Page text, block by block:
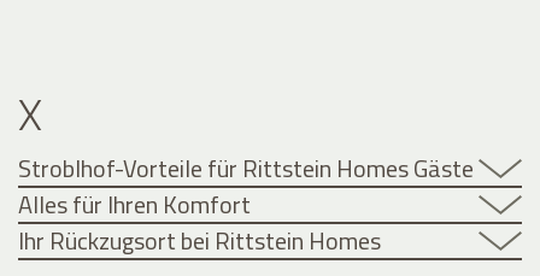
X
Stroblhof-Vorteile für Rittstein Homes Gäste
Alles für Ihren Komfort
Ihr Rückzugsort bei Rittstein Homes